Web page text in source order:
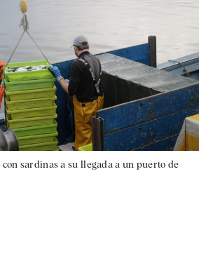
con sardinas a su llegada a un puerto de